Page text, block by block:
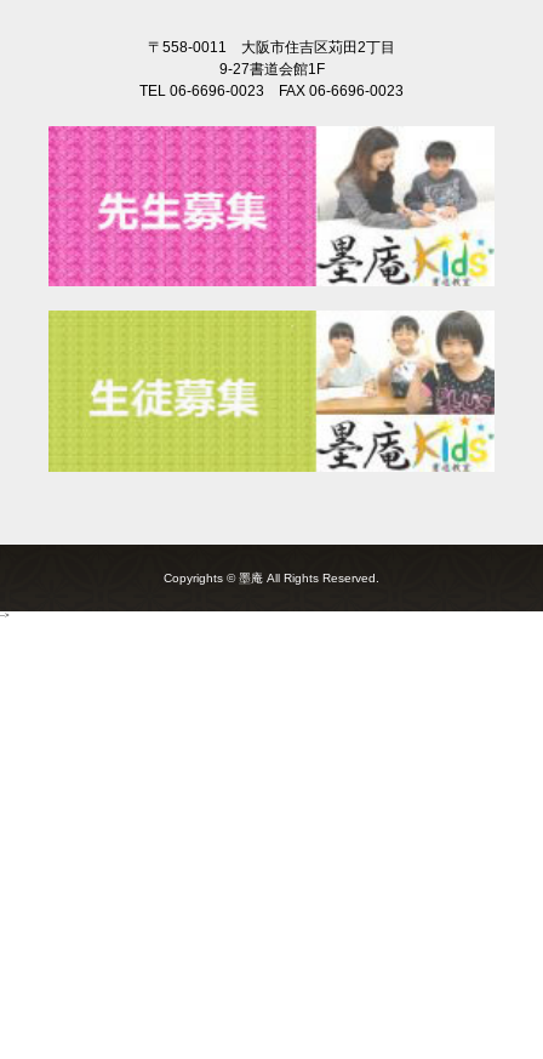
〒558-0011 大阪市住吉区苅田2丁目
9-27書道会館1F
TEL 06-6696-0023 FAX 06-6696-0023
Copyrights © 墨庵 All Rights Reserved.
-->